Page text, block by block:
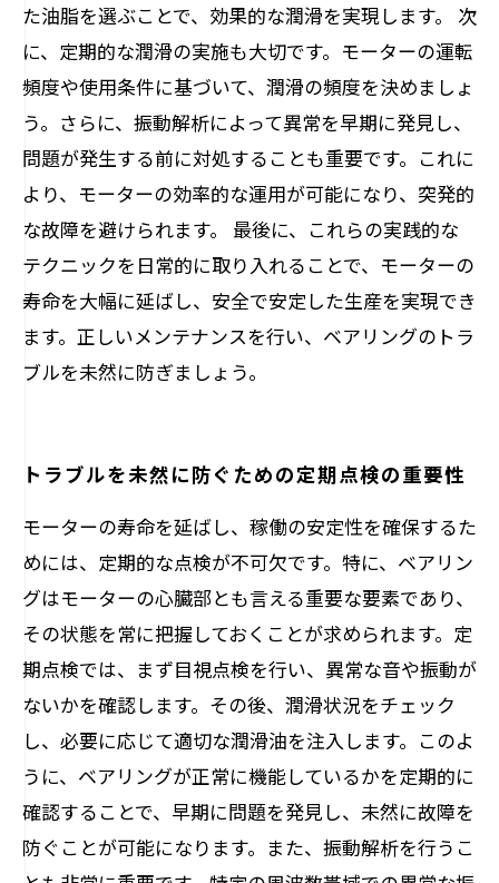
た油脂を選ぶことで、効果的な潤滑を実現します。 次
に、定期的な潤滑の実施も大切です。モーターの運転
頻度や使用条件に基づいて、潤滑の頻度を決めましょ
う。さらに、振動解析によって異常を早期に発見し、
問題が発生する前に対処することも重要です。これに
より、モーターの効率的な運用が可能になり、突発的
な故障を避けられます。 最後に、これらの実践的な
テクニックを日常的に取り入れることで、モーターの
寿命を大幅に延ばし、安全で安定した生産を実現でき
ます。正しいメンテナンスを行い、ベアリングのトラ
ブルを未然に防ぎましょう。
トラブルを未然に防ぐための定期点検の重要性
モーターの寿命を延ばし、稼働の安定性を確保するた
めには、定期的な点検が不可欠です。特に、ベアリン
グはモーターの心臓部とも言える重要な要素であり、
その状態を常に把握しておくことが求められます。定
期点検では、まず目視点検を行い、異常な音や振動が
ないかを確認します。その後、潤滑状況をチェック
し、必要に応じて適切な潤滑油を注入します。このよ
うに、ベアリングが正常に機能しているかを定期的に
確認することで、早期に問題を発見し、未然に故障を
防ぐことが可能になります。また、振動解析を行うこ